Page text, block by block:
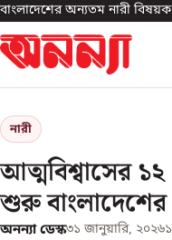
বাংলাদেশের অন্যতম নারী বিষয়ক
নারী
আত্মবিশ্বাসের
শুরু বাংলাদেশের
অনন্যা ডেস্ক৩১ জানুয়ারি, ২০২৬১